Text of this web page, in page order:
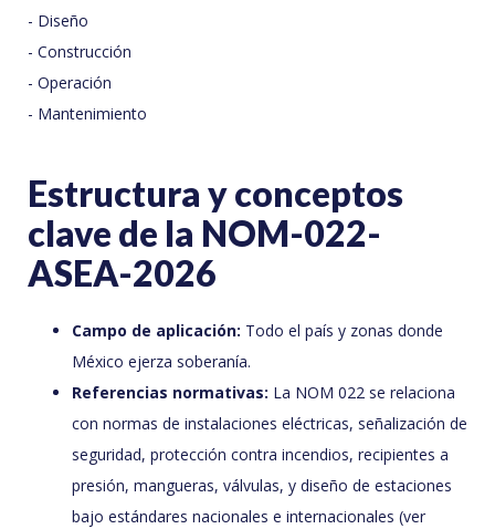
- Diseño
- Construcción
- Operación
- Mantenimiento
Estructura y conceptos
clave de la NOM-022-
ASEA-2026
Campo de aplicación: Todo el país y zonas donde
México ejerza soberanía.
Referencias normativas: La NOM 022 se relaciona
con normas de instalaciones eléctricas, señalización de
seguridad, protección contra incendios, recipientes a
presión, mangueras, válvulas, y diseño de estaciones
bajo estándares nacionales e internacionales (ver